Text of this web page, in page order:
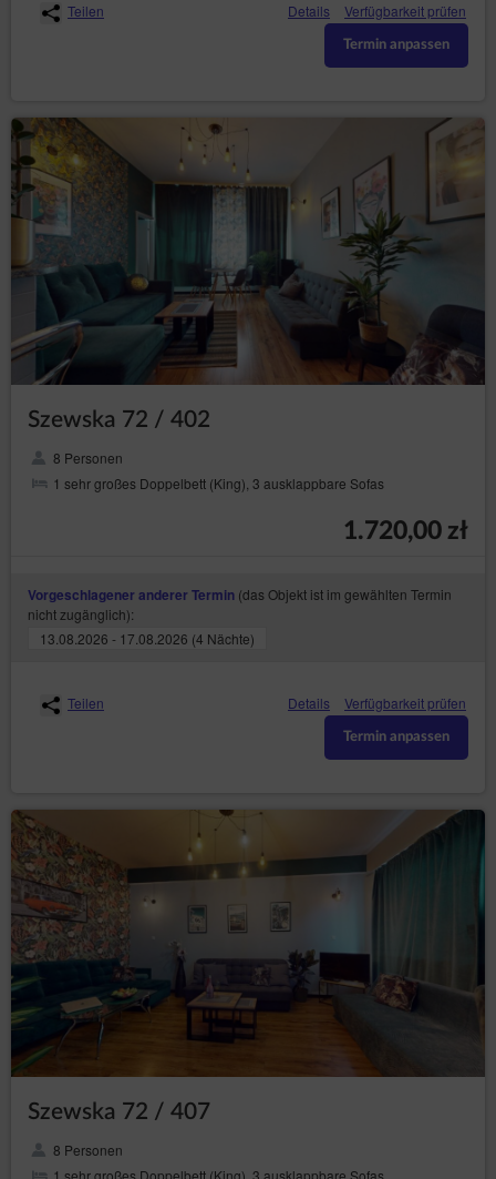
angezeigt werden]
Bereitstellung von benutzerbezogenen Anzeigen
unter Verwendung von Online-Werkzeugen für
Daten nach dem Anklicken der oberen
Schaltfläche 'Adresse und Kontakt'
angezeigt werden
Einloggen in den Service über Benutzerkonten
Facebook Connect [Administrator von
Cookies: Facebook Inc. mit Hauptsitz in den
USA oder Facebook Ireland mit Hauptsitz in
Irland]
Google [Administrator von Cookies: Google
Inc. mit Hauptsitz in den USA]
LinkedIn [Administrator von Cookies:
LinkedIn Ireland Limited mit Hauptsitz in
Irland]
(Europe) S.à r.l. Cie, S.C.A mit Hauptsitz in
interaktiver Funktionen sozialer Netzwerke
Der Benutzer ist in der Lage, die Einstellungen
bezüglich Cookies jederzeit zu ändern und für sein
Endgerät individuell festzulegen. Die oben genannten
Änderungen der Einstellungen erfolgen in den
werden, um die automatische Cookie-Dateiverwaltung
im Webbrowser zu unterbinden oder über jede
relevante Änderung auf dem Endgerät des Benutzers
informiert zu werden. Detaillierte Informationen über
(Browsereinstellungen) zu finden.
Der Benutzer kann die Cookies jederzeit entfernen,
indem er die in seinem Internetbrowser verfügbaren
Funktionen verwendet.
Die Beschränkung der Verwendung von Cookies kann
einige der Funktionen auf der Website beeinflussen.
Schließen
Teilen Details Verfügbarkeit prüfen
Termin anpassen
Szewska 72 / 402
8 Personen
1 sehr großes Doppelbett (King), 3 ausklappbare Sofas
1.720,00 zł
Vorgeschlagener anderer Termin (das Objekt ist im gewählten Termin
nicht zugänglich):
13.08.2026 - 17.08.2026 (4 Nächte)
Teilen Details Verfügbarkeit prüfen
Termin anpassen
Szewska 72 / 407
8 Personen
1 sehr großes Doppelbett (King), 3 ausklappbare Sofas